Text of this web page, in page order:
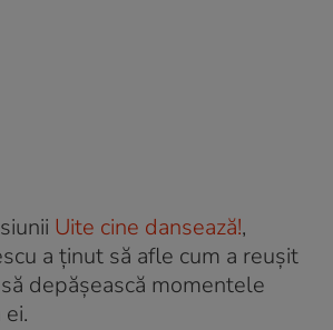
Uite cine dansează!,
a ținut să afle cum a reușit
depășească momentele